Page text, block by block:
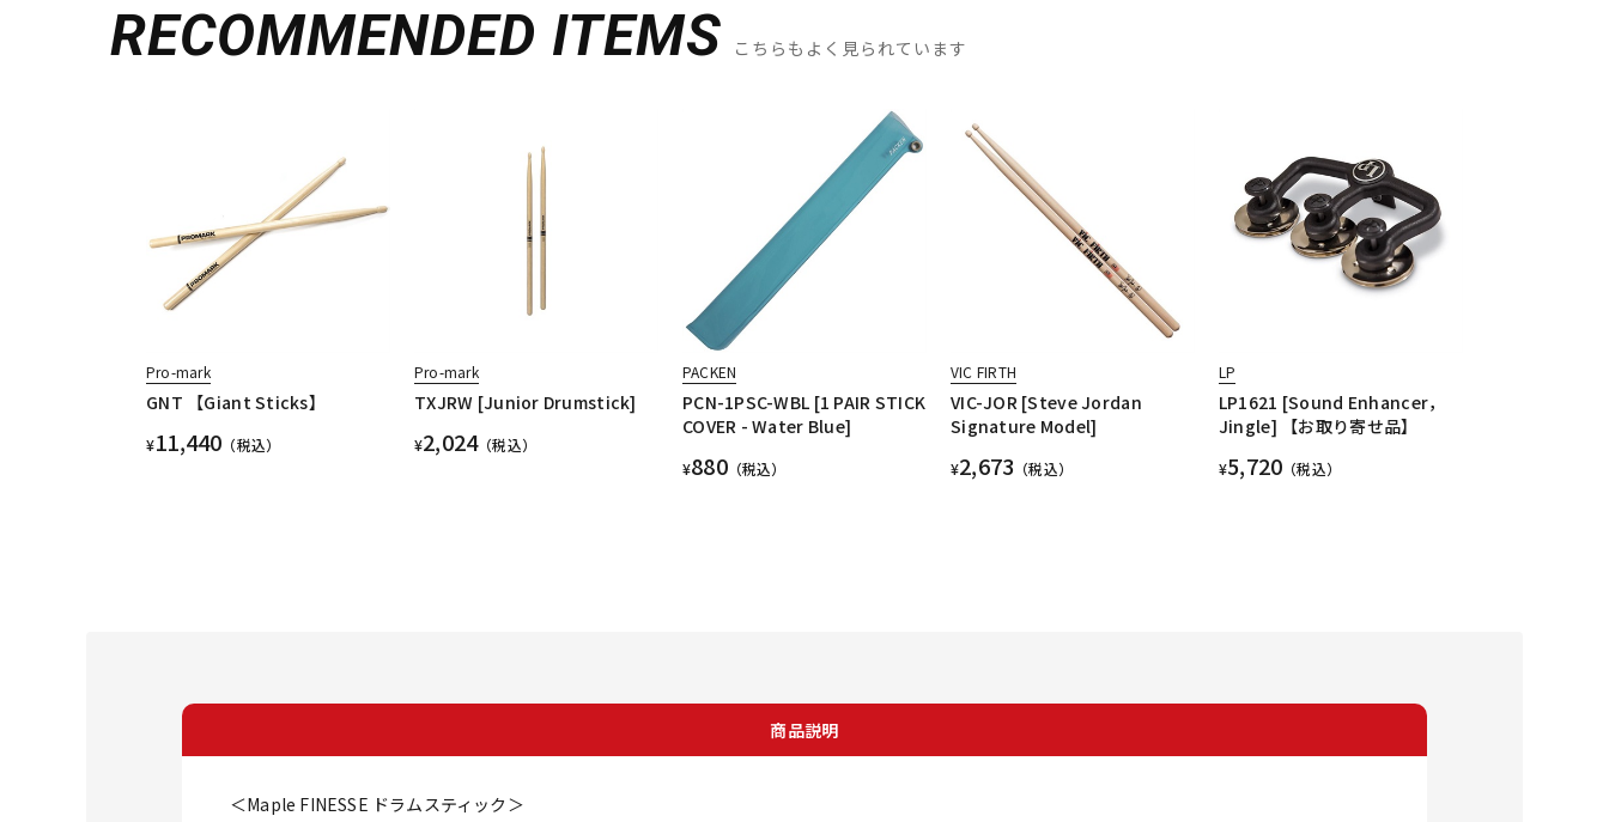
RECOMMENDED ITEMS こちらもよく見られています
Pro-mark
GNT 【Giant Sticks】
¥11,440 （税込）
Pro-mark
TXJRW [Junior Drumstick]
¥2,024（税込）
PACKEN
PCN-1PSC-WBL [1 PAIR STICK
COVER - Water Blue]
¥880（税込）
VIC FIRTH
VIC-JOR [Steve Jordan
Signature Model]
¥2,673 （税込）
LP
LP1621 [Sound Enhancer，
Jingle] 【お取り寄せ品】
¥5,720 （税込）
商品説明
＜Maple FINESSE ドラムスティック＞